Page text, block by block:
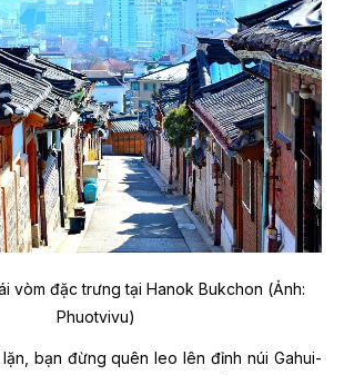
vòm đặc trưng tại Hanok Bukchon (Ảnh:
Phuotvivu)
bạn đừng quên leo lên đỉnh núi Gahui-